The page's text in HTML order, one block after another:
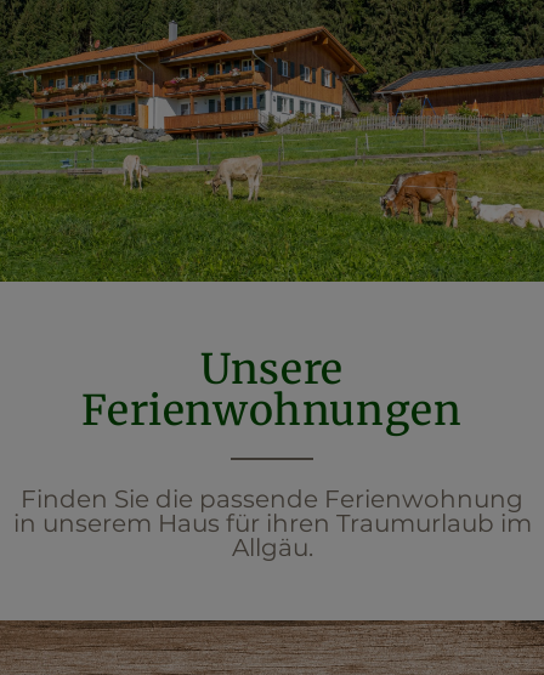
Unsere
Ferienwohnungen
Finden Sie die passende Ferienwohnung
in unserem Haus für ihren Traumurlaub im
Allgäu.